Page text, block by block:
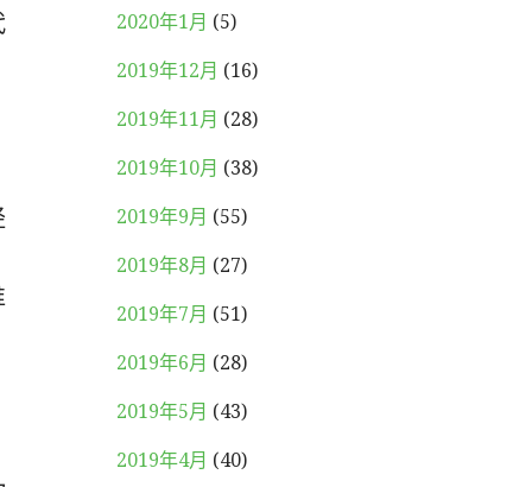
2020年1月 (5)
2019年12月 (16)
2019年11月 (28)
2019年10月 (38)
2019年9月 (55)
2019年8月 (27)
2019年7月 (51)
2019年6月 (28)
2019年5月 (43)
2019年4月 (40)